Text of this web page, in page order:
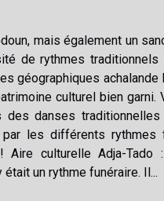
mais également un
de rythmes
géographiques achalande
culturel bien
des danses
les différents rythmes
Aire culturelle Adja-
un rythme funéraire. Il...